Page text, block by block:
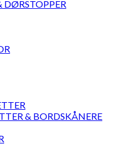
& BORDSKÅNERE